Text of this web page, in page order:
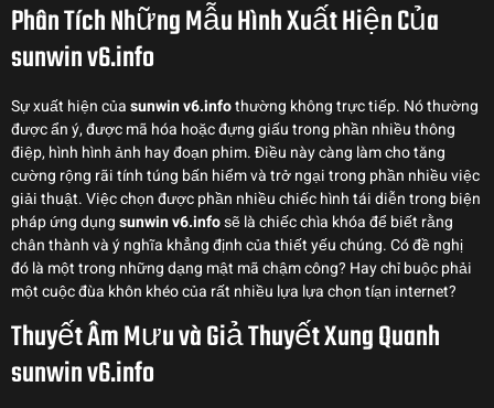
Phân Tích Những Mẫu Hình Xuất Hiện Của
sunwin v6.info
Sự xuất hiện củasunwin v6.infothường không trực tiếp. Nó thường
được ẩn ý, được mã hóa hoặc đựng giấu trong phần nhiều thông
điệp, hình hình ảnh hay đoạn phim. Điều này càng làm cho tăng
cường rộng rãi tính túng bấn hiểm và trở ngại trong phần nhiều việc
giải thuật. Việc chọn được phần nhiều chiếc hình tái diễn trong biện
pháp ứng dụngsunwin v6.infosẽ là chiếc chìa khóa để biết rằng
chân thành và ý nghĩa khẳng định của thiết yếu chúng. Có đề nghị
đó là một trong những dạng mật mã chậm công? Hay chỉ buộc phải
một cuộc đùa khôn khéo của rất nhiều lựa lựa chọn tíạn internet?
Thuyết Âm Mưu và Giả Thuyết Xung Quanh
sunwin v6.info